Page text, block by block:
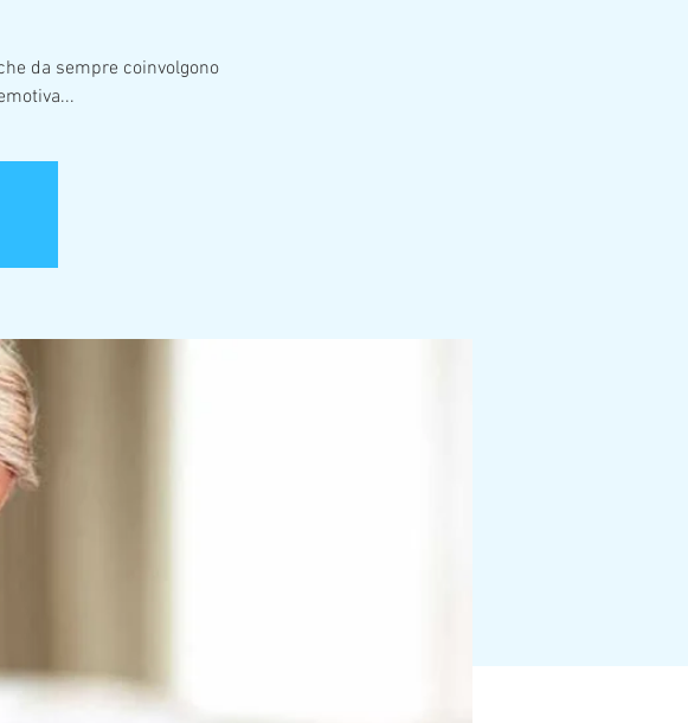
da sempre coinvolgono